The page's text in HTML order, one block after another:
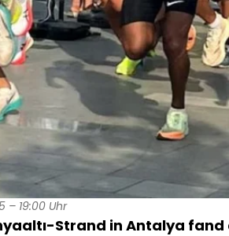
– 19:00 Uhr
Strand in Antalya